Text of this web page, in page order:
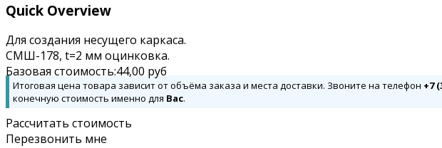
Quick Overview
Для создания несущего каркаса.
СМШ-178, t=2 мм оцинковка.
Базовая стоимость:44,00 руб
Итоговая цена товара зависит от объёма заказа и места доставки. Звоните на телефон +7
конечную стоимость именно для Вас.
Рассчитать стоимость
Перезвонить мне